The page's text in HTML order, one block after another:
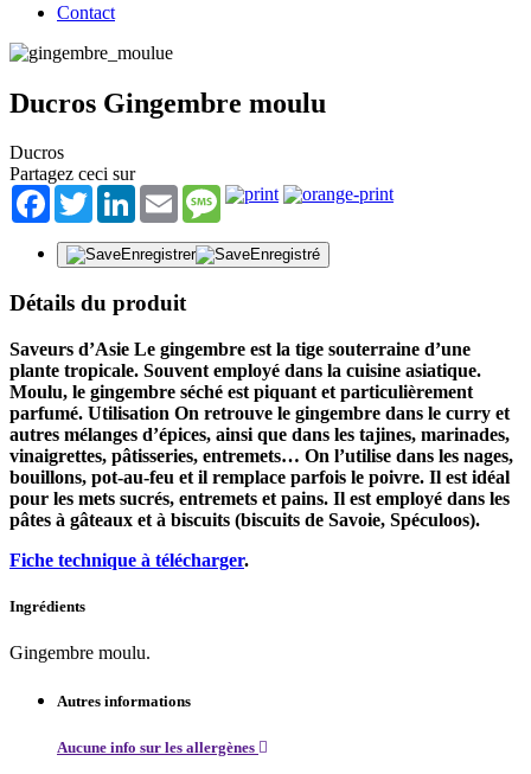
Contact
Ducros Gingembre moulu
Ducros
Partagez ceci sur
Facebook
TwitterLinkedInEmail Message
Enregistrer Enregistré
Détails du produit
Saveurs d’Asie Le gingembre est la tige souterraine d’une
plante tropicale. Souvent employé dans la cuisine asiatique.
Moulu, le gingembre séché est piquant et particulièrement
parfumé. Utilisation On retrouve le gingembre dans le curry et
autres mélanges d’épices, ainsi que dans les tajines, marinades,
vinaigrettes, pâtisseries, entremets… On l’utilise dans les nages,
bouillons, pot-au-feu et il remplace parfois le poivre. Il est idéal
pour les mets sucrés, entremets et pains. Il est employé dans les
pâtes à gâteaux et à biscuits (biscuits de Savoie, Spéculoos).
Fiche technique à télécharger.
Ingrédients
Gingembre moulu.
Autres informations
Aucune info sur les allergènes